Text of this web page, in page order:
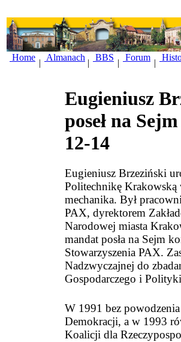
Home
|
Almanach
|
BBS
|
Forum
|
Eugieniusz
poseł na
12-14
Eugieniusz Brzeziński
Politechnikę
mechanika. Był
PAX, dyrektorem
Narodowej miasta
mandat posła na Sejm
Stowarzyszenia PAX.
Nadzwyczajnej do
Gospodarczego i
W 1991 bez
Demokracji, a w 1993
Koalicji dla